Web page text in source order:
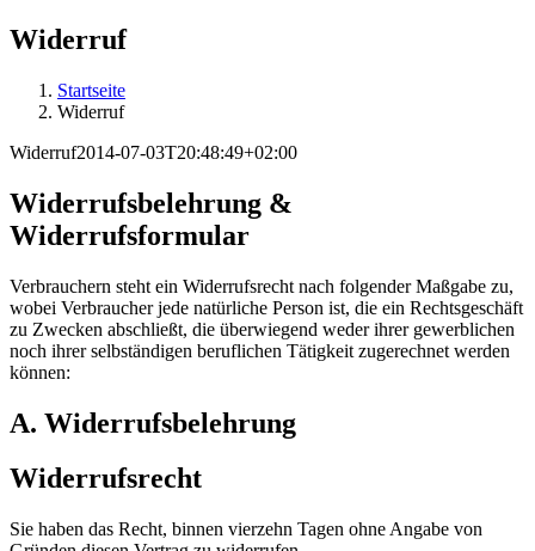
Widerruf
Startseite
Widerruf
Widerruf2014-07-03T20:48:49+02:00
Widerrufsbelehrung &
Widerrufsformular
Verbrauchern steht ein Widerrufsrecht nach folgender Maßgabe zu,
wobei Verbraucher jede natürliche Person ist, die ein Rechtsgeschäft
zu Zwecken abschließt, die überwiegend weder ihrer gewerblichen
noch ihrer selbständigen beruflichen Tätigkeit zugerechnet werden
können:
A. Widerrufsbelehrung
Widerrufsrecht
Sie haben das Recht, binnen vierzehn Tagen ohne Angabe von